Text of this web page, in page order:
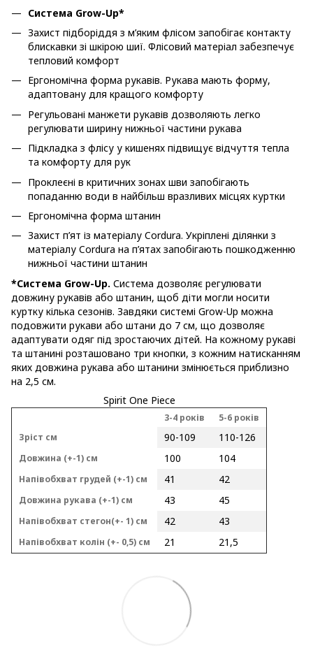
Система Grow-Up*
Захист підборіддя з м’яким флісом запобігає контакту
блискавки зі шкірою шиї. Флісовий матеріал забезпечує
тепловий комфорт
Ергономічна форма рукавів. Рукава мають форму,
адаптовану для кращого комфорту
Регульовані манжети рукавів дозволяють легко
регулювати ширину нижньої частини рукава
Підкладка з флісу у кишенях підвищує відчуття тепла
та комфорту для рук
Проклеєні в критичних зонах шви запобігають
попаданню води в найбільш вразливих місцях куртки
Ергономічна форма штанин
Захист п’ят із матеріалу Cordura. Укріплені ділянки з
матеріалу Cordura на п’ятах запобігають пошкодженню
нижньої частини штанин
*Система Grow-Up. Система дозволяє регулювати
довжину рукавів або штанин, щоб діти могли носити
куртку кілька сезонів. Завдяки системі Grow-Up можна
подовжити рукави або штани до 7 см, що дозволяє
адаптувати одяг під зростаючих дітей. На кожному рукаві
та штанині розташовано три кнопки, з кожним натисканням
яких довжина рукава або штанини змінюється приблизно
на 2,5 см.
Spirit One Piece
3-4 років
5-6 років
Зріст см
90-109 110-126
Довжина (+-1) см 100 104
Напівобхват грудей (+-1) см 41 42
Довжина рукава (+-1) см 43 45
Напівобхват стегон(+- 1) см 42 43
Напівобхват колін (+- 0,5) см 21 21,5